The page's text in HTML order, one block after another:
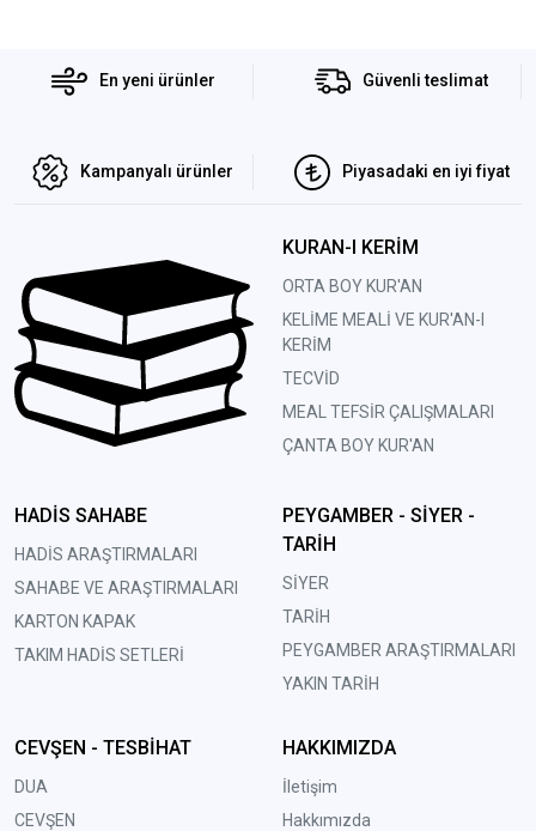
En yeni ürünler Güvenli teslimat
Kampanyalı ürünler Piyasadaki en iyi fiyat
KURAN-I KERİM
ORTA BOY KUR'AN
KELİME MEALİ VE KUR'AN-I
KERİM
TECVİD
MEAL TEFSİR ÇALIŞMALARI
ÇANTA BOY KUR'AN
HADİS SAHABE
HADİS ARAŞTIRMALARI
SAHABE VE ARAŞTIRMALARI
KARTON KAPAK
TAKIM HADİS SETLERİ
PEYGAMBER - SİYER -
TARİH
SİYER
TARİH
PEYGAMBER ARAŞTIRMALARI
YAKIN TARİH
CEVŞEN - TESBİHAT
DUA
CEVŞEN
HAKKIMIZDA
İletişim
Hakkımızda